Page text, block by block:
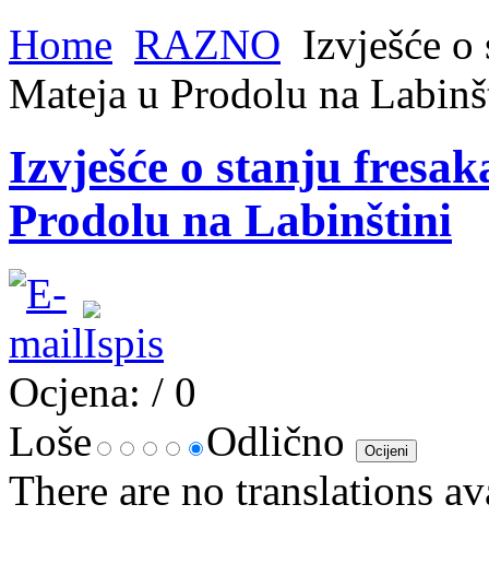
Home RAZNO Izvješće o
Mateja u Prodolu na
Izvješće o stanju
Prodolu na Labinštini
Ocjena: / 0
Loše
Odlično
There are no translations